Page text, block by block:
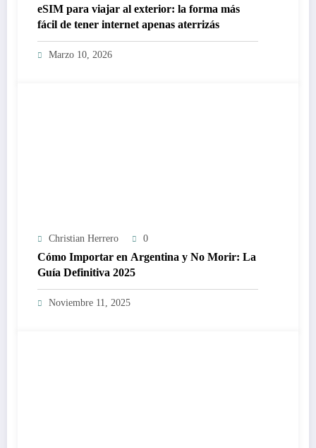
eSIM para viajar al exterior: la forma más
fácil de tener internet apenas aterrizás
Marzo 10, 2026
Christian Herrero 0
Cómo Importar en Argentina y No Morir: La
Guía Definitiva 2025
Noviembre 11, 2025